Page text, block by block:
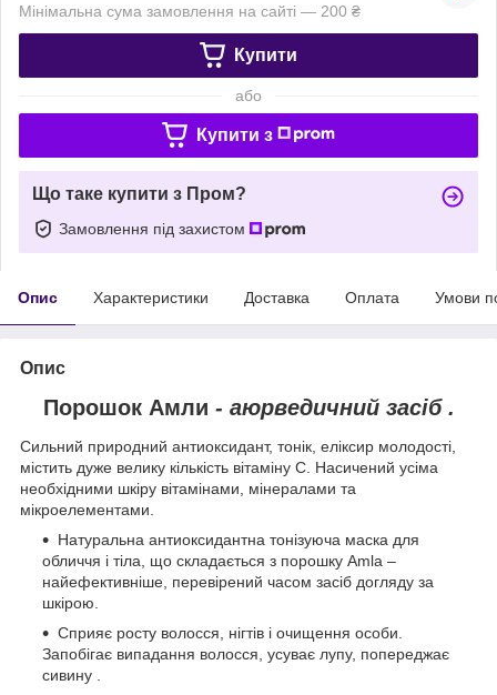
Мінімальна сума замовлення на сайті — 200 ₴
Купити
або
Купити з
Що таке купити з Пром?
Замовлення під захистом
Опис Характеристики Доставка Оплата Умови
Опис
Порошок Амли - аюрведичний засіб .
Сильний природний антиоксидант, тонік, еліксир молодості,
містить дуже велику кількість вітаміну С. Насичений усіма
необхідними шкіру вітамінами, мінералами та
мікроелементами.
Натуральна антиоксидантна тонізуюча маска для
обличчя і тіла, що складається з порошку Amla –
найефективніше, перевірений часом засіб догляду за
шкірою.
Сприяє росту волосся, нігтів і очищення особи.
Запобігає випадання волосся, усуває лупу, попереджає
сивину .